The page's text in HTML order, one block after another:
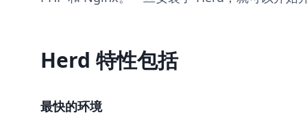
Herd 特性包括
最快的环境